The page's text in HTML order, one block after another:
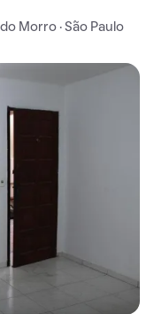
Morro · São Paulo